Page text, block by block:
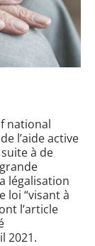
national
l’aide active
à de
légalisation
loi “visant à
l’article
2021.